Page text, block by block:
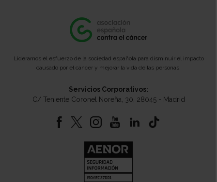
Lideramos el esfuerzo de la sociedad española para disminuir el impacto
causado por el cáncer y mejorar la vida de las personas.
Servicios Corporativos:
C/ Teniente Coronel Noreña, 30, 28045 - Madrid